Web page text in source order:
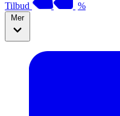
Tilbud %
Mer